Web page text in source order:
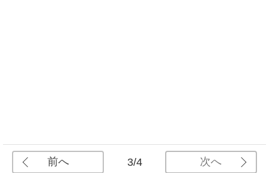
前へ 3/4 次へ